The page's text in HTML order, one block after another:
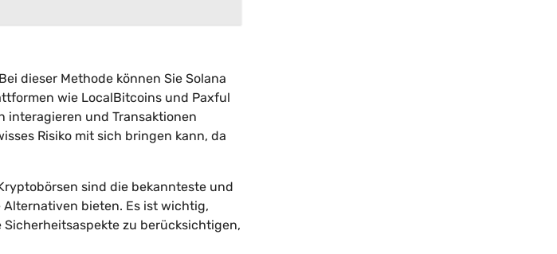
dieser Methode können Sie Solana
wie LocalBitcoins und Paxful
interagieren und Transaktionen
Risiko mit sich bringen kann, da
sind die bekannteste und
bieten. Es ist wichtig,
zu berücksichtigen,